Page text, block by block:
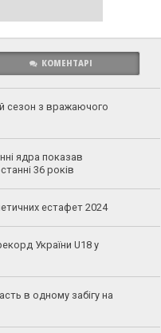
КОМЕНТАРІ
сезон з вражаючого
ядра показав
36 років
естафет 2024
України U18 у
в одному забігу на